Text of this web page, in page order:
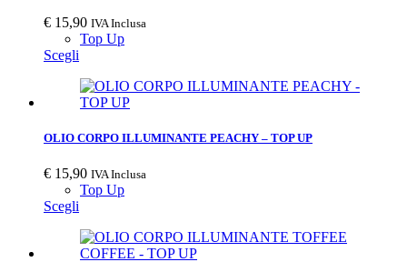
€ 15,90 IVA Inclusa
Top Up
Scegli
OLIO CORPO ILLUMINANTE PEACHY – TOP UP
€ 15,90 IVA Inclusa
Top Up
Scegli